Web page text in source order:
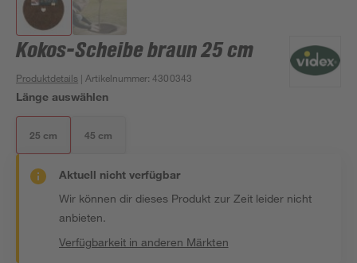
Kokos-Scheibe braun 25 cm
Produktdetails | Artikelnummer:4300343
Länge auswählen
25 cm 45 cm
Aktuell nicht verfügbar
Wir können dir dieses Produkt zur Zeit leider nicht
anbieten.
Verfügbarkeit in anderen Märkten